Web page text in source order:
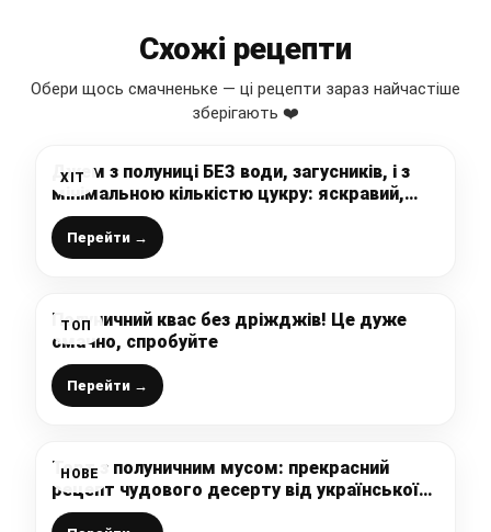
Схожі рецепти
Обери щось смачненьке — ці рецепти зараз найчастіше
зберігають ❤️
ХІТ
Джем з полуниці БЕЗ води, загусників, і з
мінімальною кількістю цукру: яскравий,
густенький і дуже смачний
Перейти →
ТОП
Полуничний квас без дріжджів! Це дуже
смачно, спробуйте
Перейти →
НОВЕ
Торт з полуничним мусом: прекрасний
рецепт чудового десерту від української
господині